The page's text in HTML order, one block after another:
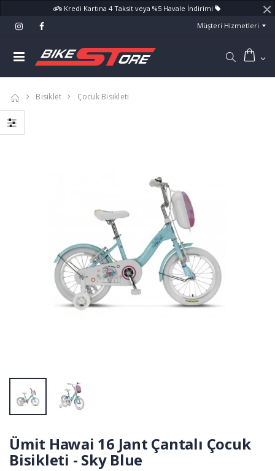
Kredi Kartına 4 Taksit veya %5 Havale İndirimi ×
Müşteri Hizmetleri
Bisiklet Çocuk Bisikleti
Ümit Hawai 16 Jant Çantalı Çocuk
Bisikleti - Sky Blue